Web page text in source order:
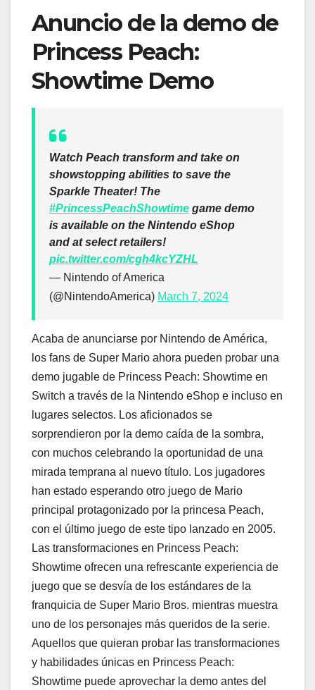
Anuncio de la demo de
Princess Peach:
Showtime Demo
Watch Peach transform and take on
showstopping abilities to save the
Sparkle Theater! The
#PrincessPeachShowtime game demo
is available on the Nintendo eShop
and at select retailers!
pic.twitter.com/cgh4kcYZHL
— Nintendo of America
(@NintendoAmerica) March 7, 2024
Acaba de anunciarse por Nintendo de América,
los fans de Super Mario ahora pueden probar una
demo jugable de Princess Peach: Showtime en
Switch a través de la Nintendo eShop e incluso en
lugares selectos. Los aficionados se
sorprendieron por la demo caída de la sombra,
con muchos celebrando la oportunidad de una
mirada temprana al nuevo título. Los jugadores
han estado esperando otro juego de Mario
principal protagonizado por la princesa Peach,
con el último juego de este tipo lanzado en 2005.
Las transformaciones en Princess Peach:
Showtime ofrecen una refrescante experiencia de
juego que se desvía de los estándares de la
franquicia de Super Mario Bros. mientras muestra
uno de los personajes más queridos de la serie.
Aquellos que quieran probar las transformaciones
y habilidades únicas en Princess Peach:
Showtime puede aprovechar la demo antes del